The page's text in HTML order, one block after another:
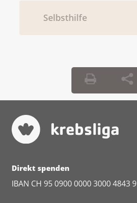
Selbsthilfe
Direkt spenden
IBAN CH 95 0900 0000 3000 4843 9